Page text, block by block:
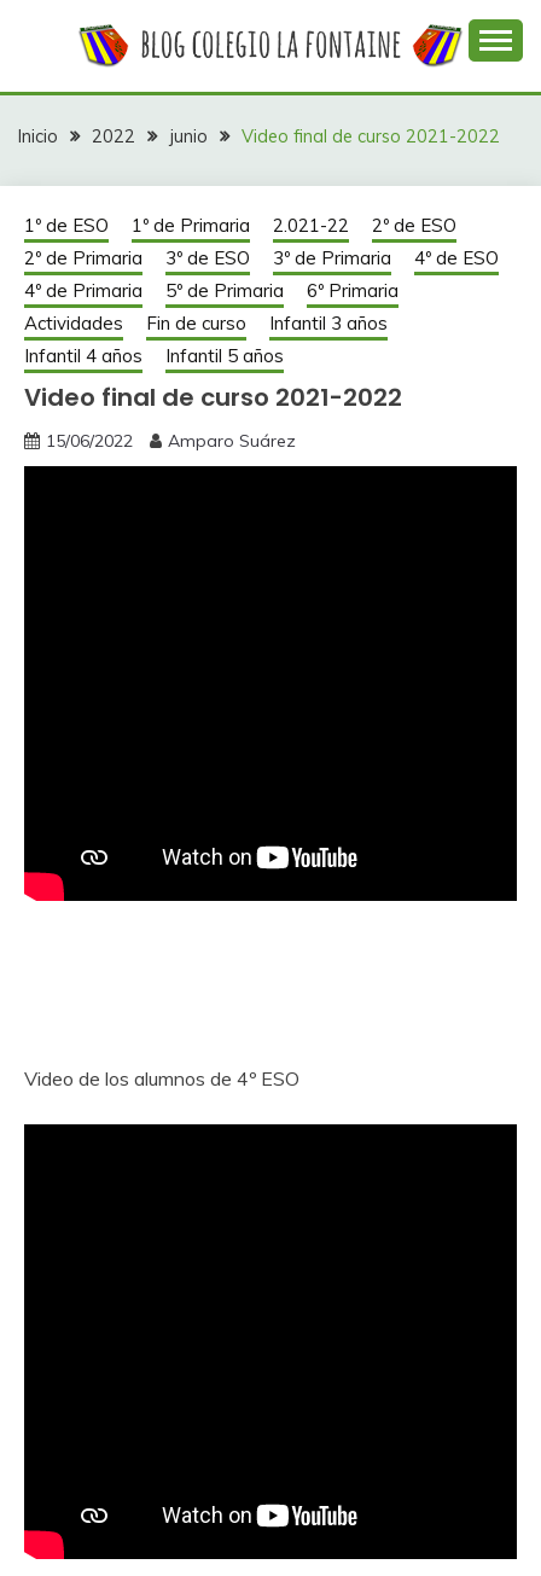
COLEGIO LA
FONTAINE
colegio La Fontaine
Inicio 2022 junio Video final de curso 2021-2022
1º de ESO 1º de Primaria 2.021-22
2º de ESO
2º de Primaria
3º de ESO 3º de Primaria
4º de ESO
4º de Primaria
5º de Primaria
6º Primaria
Actividades
Fin de curso
Infantil 3 años
Infantil 4 años
Infantil 5 años
Video final de curso 2021-2022
15/06/2022 Amparo Suárez
Video de los alumnos de 4º ESO